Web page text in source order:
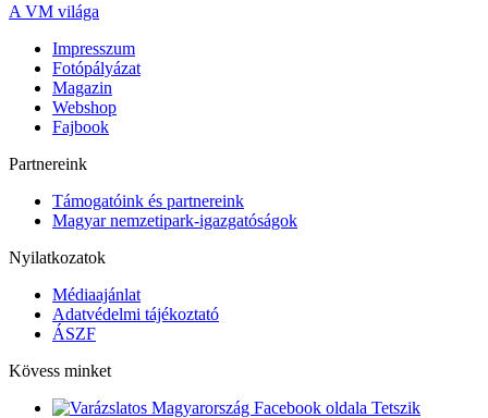
A VM világa
Impresszum
Fotópályázat
Magazin
Webshop
Fajbook
Partnereink
Támogatóink és partnereink
Magyar nemzetipark-igazgatóságok
Nyilatkozatok
Médiaajánlat
Adatvédelmi tájékoztató
ÁSZF
Kövess minket
Tetszik